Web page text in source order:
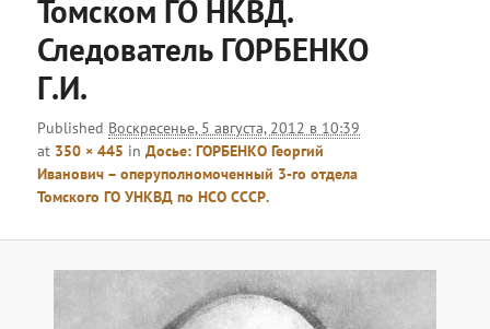
Томском ГО НКВД.
Следователь ГОРБЕНКО
Г.И.
Published Воскресенье, 5 августа, 2012 в 10:39
at 350 × 445 inДосье: ГОРБЕНКО Георгий
Иванович – оперуполномоченный 3-го отдела
Томского ГО УНКВД по НСО СССР.